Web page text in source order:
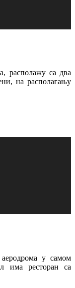
располажу са два
на располагању
у самом
има ресторан са